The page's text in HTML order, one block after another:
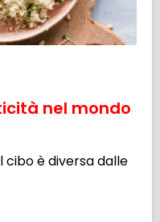
nel mondo
cibo è diversa dalle